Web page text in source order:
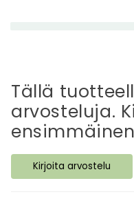
t
ä
v
ä
s
i
Tällä
arvosteluja.
Kirjoita arvostelu